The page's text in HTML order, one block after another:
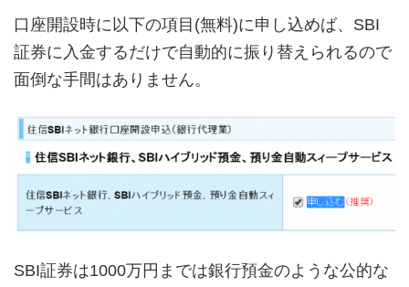
口座開設時に以下の項目(無料)に申し込めば、SBI
証券に入金するだけで自動的に振り替えられるので
面倒な手間はありません。
SBI証券は1000万円までは銀行預金のような公的な